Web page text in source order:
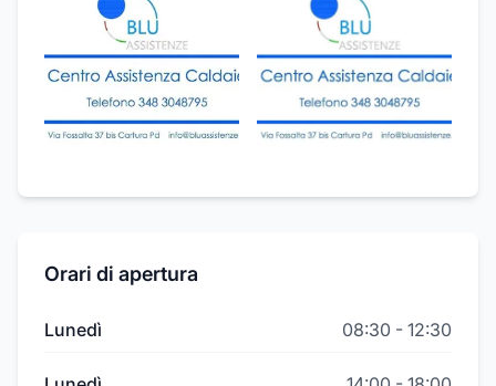
Orari di apertura
Lunedì 08:30 - 12:30